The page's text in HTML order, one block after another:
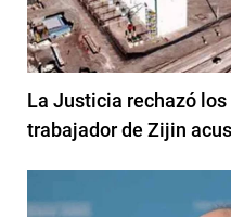
La Justicia rechazó los
trabajador de Zijin